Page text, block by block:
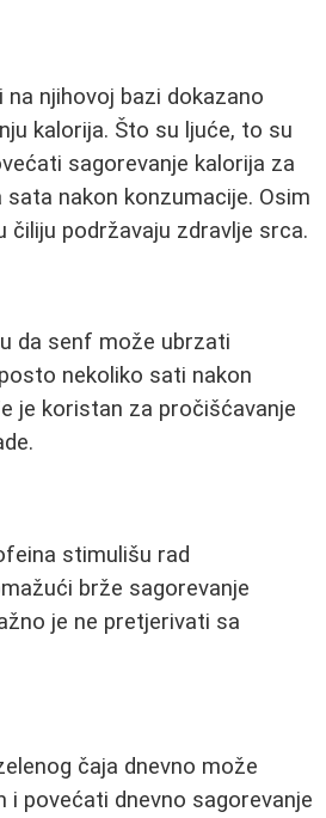
na njihovoj bazi dokazano
kalorija. Što su ljuće, to su
sagorevanje kalorija za
nakon konzumacije. Osim
čiliju podržavaju zdravlje srca.
da senf može ubrzati
nekoliko sati nakon
je koristan za pročišćavanje
stimulišu rad
brže sagorevanje
je ne pretjerivati sa
čaja dnevno može
i povećati dnevno sagorevanje